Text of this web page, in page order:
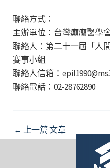
聯絡方式：
主辦單位：台灣癲癇醫學
聯絡人：第二十一屆「人
賽事小組
聯絡人信箱：
聯絡電話：02-28762890
Post
navigation
← 上一篇 文章